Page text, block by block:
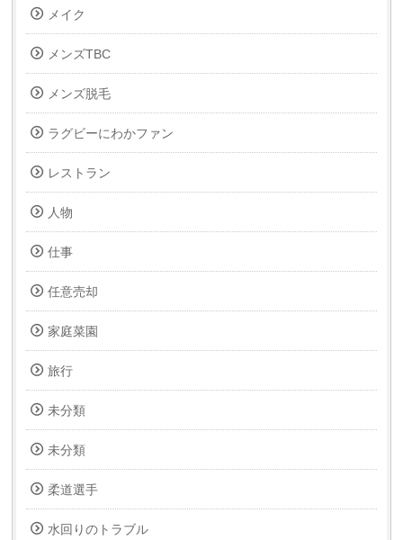
メイク
メンズTBC
メンズ脱毛
ラグビーにわかファン
レストラン
人物
仕事
任意売却
家庭菜園
旅行
未分類
未分類
柔道選手
水回りのトラブル